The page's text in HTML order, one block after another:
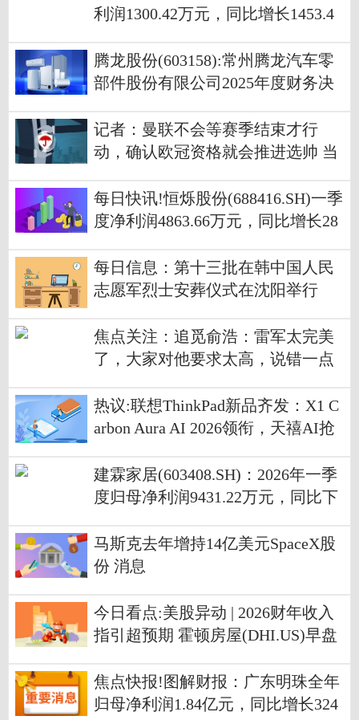
利润1300.42万元，同比增长1453.4
腾龙股份(603158):常州腾龙汽车零
部件股份有限公司2025年度财务决
记者：曼联不会等赛季结束才行
动，确认欧冠资格就会推进选帅 当
每日快讯!恒烁股份(688416.SH)一季
度净利润4863.66万元，同比增长28
每日信息：第十三批在韩中国人民
志愿军烈士安葬仪式在沈阳举行
焦点关注：追觅俞浩：雷军太完美
了，大家对他要求太高，说错一点
热议:联想ThinkPad新品齐发：X1 C
arbon Aura AI 2026领衔，天禧AI抢
建霖家居(603408.SH)：2026年一季
度归母净利润9431.22万元，同比下
马斯克去年增持14亿美元SpaceX股
份 消息
今日看点:美股异动 | 2026财年收入
指引超预期 霍顿房屋(DHI.US)早盘
焦点快报!图解财报：广东明珠全年
归母净利润1.84亿元，同比增长324